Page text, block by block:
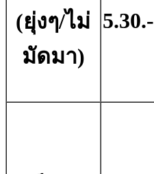
(ยุ่งๆ/ไม่
มัดมา)
5.30.-